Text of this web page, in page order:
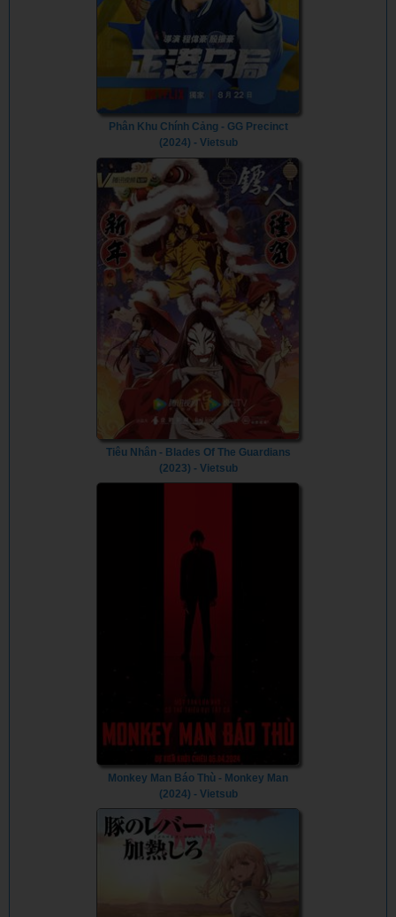
Phân Khu Chính Cảng - GG Precinct
(2024) - Vietsub
Tiêu Nhân - Blades Of The Guardians
(2023) - Vietsub
Monkey Man Báo Thù - Monkey Man
(2024) - Vietsub